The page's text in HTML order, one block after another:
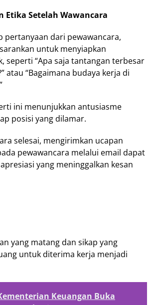
Etika Setelah Wawancara
pertanyaan dari pewawancara,
untuk menyiapkan
seperti “Apa saja tantangan terbesar
atau “Bagaimana budaya kerja di
ini menunjukkan antusiasme
posisi yang dilamar.
selesai, mengirimkan ucapan
pewawancara melalui email dapat
yang meninggalkan kesan
yang matang dan sikap yang
untuk diterima kerja menjadi
Keuangan Buka